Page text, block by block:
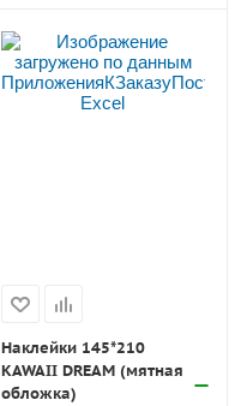
Наклейки 145*210
KAWAII DREAM (мятная
обложка)